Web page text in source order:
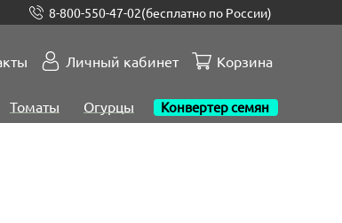
8-800-550-47-02(бесплатно по России)
Личный кабинет Корзина
Томаты Огурцы Конвертер семян